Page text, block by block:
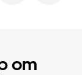
om